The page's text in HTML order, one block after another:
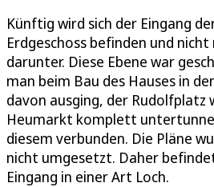
Künftig wird sich der Eingang
Erdgeschoss befinden und
darunter. Diese Ebene war
man beim Bau des Hauses in
davon ausging, der Rudolfplatz
Heumarkt komplett
diesem verbunden. Die Pläne
nicht umgesetzt. Daher
Eingang in einer Art Loch.